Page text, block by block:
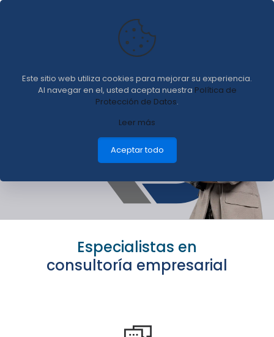
Servicios contables &
Asesoría administrativa
Especialistas en
consultoría empresarial
Este sitio web utiliza cookies para mejorar su experiencia.
Al navegar en el, usted acepta nuestra Política de
Protección de Datos.
Leer más
Aceptar todo